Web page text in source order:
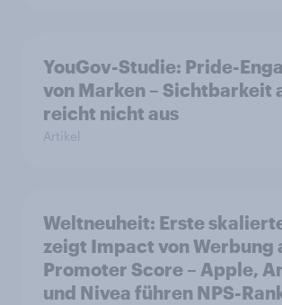
YouGov-Studie: Pride-
von Marken – Sichtbarkeit
reicht nicht aus
Artikel
Weltneuheit: Erste
zeigt Impact von Werbung
Promoter Score – Apple,
und Nivea führen NPS-